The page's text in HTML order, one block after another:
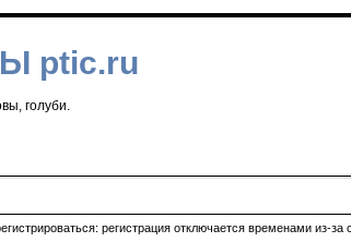
ptic.ru
голуби.
регистрация отключается временами из-